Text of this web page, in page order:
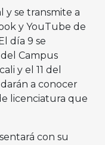
y se transmite a
y YouTube de
día 9 se
Campus
y el 11 del
a conocer
licenciatura que
con su